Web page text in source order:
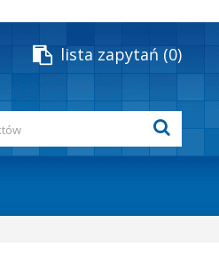
lista zapytań 0